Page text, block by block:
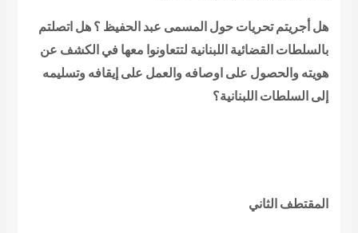
هل أجريتم تحريات حول المسمى عبد الحفيظ ؟ هل اتصلتم
بالسلطات القضائية اللبنانية لتتعاونوا معها في الكشف عن
هويته والحصول على اوصافه والعمل على إيقافه وتسليمه
إلى السلطات اللبنانية؟
المقتطف الثاني